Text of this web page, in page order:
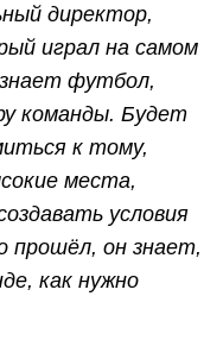
директор,
играл на самом
футбол,
команды. Будет
к тому,
места,
условия
прошёл, он знает,
как нужно